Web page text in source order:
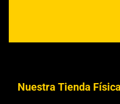
Nuestra Tienda Física